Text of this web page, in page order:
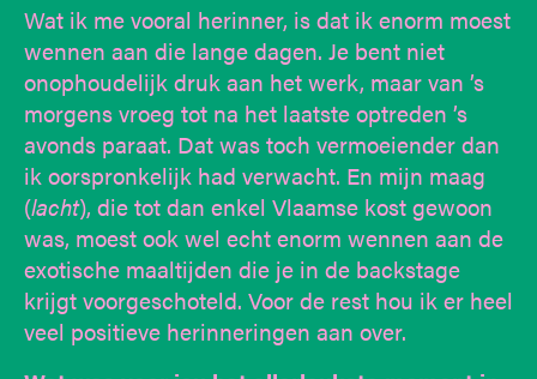
Wat ik me vooral herinner, is dat ik enorm moest
wennen aan die lange dagen. Je bent niet
onophoudelijk druk aan het werk, maar van ’s
morgens vroeg tot na het laatste optreden ’s
avonds paraat. Dat was toch vermoeiender dan
ik oorspronkelijk had verwacht. En mijn maag
(lacht), die tot dan enkel Vlaamse kost gewoon
was, moest ook wel echt enorm wennen aan de
exotische maaltijden die je in de backstage
krijgt voorgeschoteld. Voor de rest hou ik er heel
veel positieve herinneringen aan over.